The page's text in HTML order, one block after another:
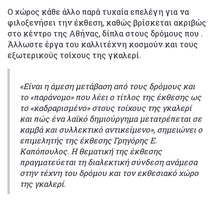
Ο χώρος κάθε άλλο παρά τυχαία επελέγη για να
φιλοξενήσει την έκθεση, καθώς βρίσκεται ακριβώς
στο κέντρο της Αθήνας, δίπλα στους δρόμους που .
Άλλωστε έργα του καλλιτέχνη κοσμούν και τους
εξωτερικούς τοίχους της γκαλερί.
«Είναι η άμεση μετάβαση από τους δρόμους και
το «παράνομο» που λέει ο τίτλος της έκθεσης ως
το «καδραρισμένο» στους τοίχους της γκαλερί
και πώς ένα λαϊκό δημιούργημα μετατρέπεται σε
καμβά και συλλεκτικό αντικείμενο», σημειώνει ο
επιμελητής της έκθεσης Γρηγόρης Ε.
Καπόπουλος. Η θεματική της έκθεσης
πραγματεύεται τη διαλεκτική σύνδεση ανάμεσα
στην τέχνη του δρόμου και τον εκθεσιακό χώρο
της γκαλερί.